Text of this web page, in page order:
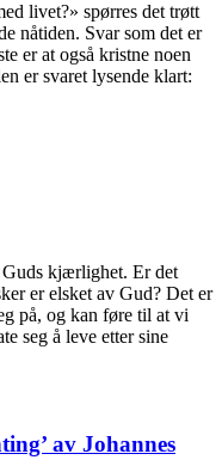
livet?» spørres det trøtt
nåtiden. Svar som det er
er at også kristne noen
er svaret lysende klart:
Guds kjærlighet. Er det
er elsket av Gud? Det er
på, og kan føre til at vi
seg å leve etter sine
av Johannes